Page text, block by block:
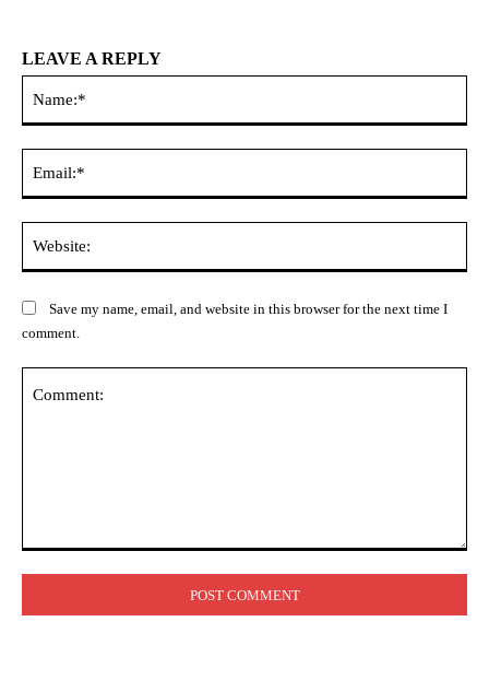
LEAVE A REPLY
Save my name, email, and website in this browser for the next time I
comment.